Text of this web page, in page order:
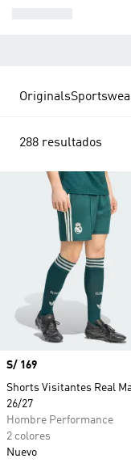
Originals
288 resultados
Precio
S/ 169
Shorts Visitantes Real
26/27
Hombre Performance
2 colores
Nuevo